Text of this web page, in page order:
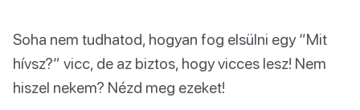
Soha nem tudhatod, hogyan fog elsülni egy “Mit
hívsz?” vicc, de az biztos, hogy vicces lesz! Nem
hiszel nekem? Nézd meg ezeket!